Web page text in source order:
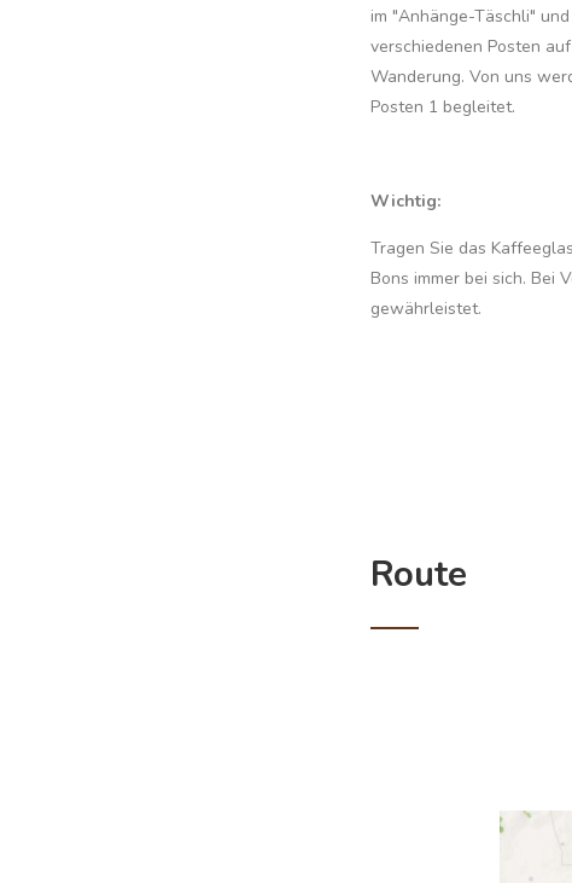
im "Anhänge-Täschli"
verschiedenen Posten
Wanderung. Von uns
Posten 1 begleitet.
Wichtig:
Tragen Sie das
Bons immer bei sich. Bei
gewährleistet.
Route